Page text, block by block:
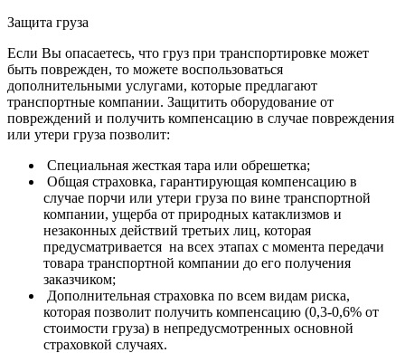
Защита груза
Если Вы опасаетесь, что груз при транспортировке может
быть поврежден, то можете воспользоваться
дополнительными услугами, которые предлагают
транспортные компании. Защитить оборудование от
повреждений и получить компенсацию в случае повреждения
или утери груза позволит:
Специальная жесткая тара или обрешетка;
Общая страховка, гарантирующая компенсацию в
случае порчи или утери груза по вине транспортной
компании, ущерба от природных катаклизмов и
незаконных действий третьих лиц, которая
предусматривается на всех этапах с момента передачи
товара транспортной компании до его получения
заказчиком;
Дополнительная страховка по всем видам риска,
которая позволит получить компенсацию (0,3-0,6% от
стоимости груза) в непредусмотренных основной
страховкой случаях.